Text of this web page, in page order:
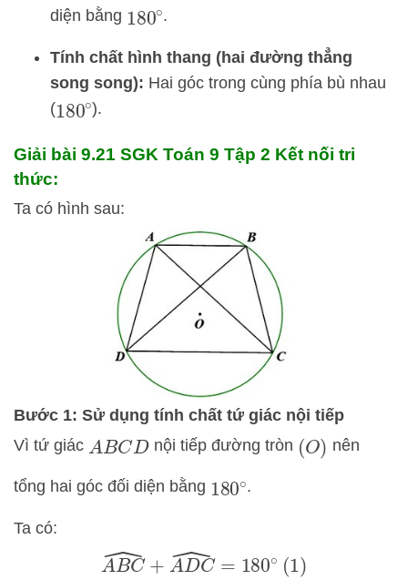
diện bằng 180∘.
Tính chất hình thang (hai đường thẳng
song song): Hai góc trong cùng phía bù nhau
(180∘
).
Giải bài 9.21 SGK Toán 9 Tập 2 Kết nối tri
thức:
Ta có hình sau:
Bước 1: Sử dụng tính chất tứ giác nội tiếp
Vì tứ giác ABCD nội tiếp đường tròn (O) nên
tổng hai góc đối diện bằng 180∘.
Ta có:
ABC ^+ ADC^ =180∘(1)